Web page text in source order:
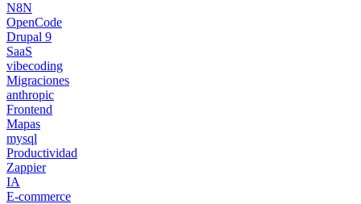
N8N
OpenCode
Drupal 9
SaaS
vibecoding
Migraciones
anthropic
Frontend
Mapas
mysql
Productividad
Zappier
IA
E-commerce